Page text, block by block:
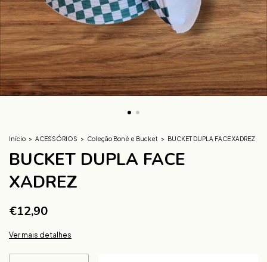
Início > ACESSÓRIOS > Coleção Boné e Bucket > BUCKET DUPLA FACE XADREZ
BUCKET DUPLA FACE
XADREZ
€12,90
Ver mais detalhes